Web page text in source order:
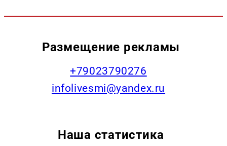
Размещение рекламы
+79023790276
infolivesmi@yandex.ru
Наша статистика